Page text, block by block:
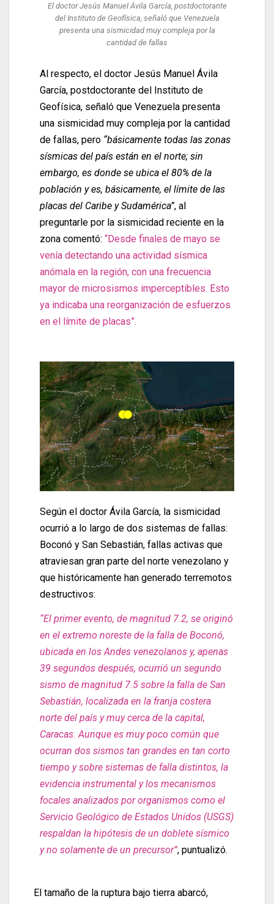
El doctor Jesús Manuel Ávila García, postdoctorante
del Instituto de Geofísica, señaló que Venezuela
presenta una sismicidad muy compleja por la
cantidad de fallas
Al respecto, el doctor Jesús Manuel Ávila
García, postdoctorante del Instituto de
Geofísica, señaló que Venezuela presenta
una sismicidad muy compleja por la cantidad
de fallas, pero “básicamente todas las zonas
sísmicas del país están en el norte; sin
embargo, es donde se ubica el 80% de la
población y es, básicamente, el límite de las
placas del Caribe y Sudamérica”, al
preguntarle por la sismicidad reciente en la
zona comentó: “Desde finales de mayo se
venía detectando una actividad sísmica
anómala en la región, con una frecuencia
mayor de microsismos imperceptibles. Esto
ya indicaba una reorganización de esfuerzos
en el límite de placas”.
Según el doctor Ávila García, la sismicidad
ocurrió a lo largo de dos sistemas de fallas:
Boconó y San Sebastián, fallas activas que
atraviesan gran parte del norte venezolano y
que históricamente han generado terremotos
destructivos:
“El primer evento, de magnitud 7.2, se originó
en el extremo noreste de la falla de Boconó,
ubicada en los Andes venezolanos y, apenas
39 segundos después, ocurrió un segundo
sismo de magnitud 7.5 sobre la falla de San
Sebastián, localizada en la franja costera
norte del país y muy cerca de la capital,
Caracas. Aunque es muy poco común que
ocurran dos sismos tan grandes en tan corto
tiempo y sobre sistemas de falla distintos, la
evidencia instrumental y los mecanismos
focales analizados por organismos como el
Servicio Geológico de Estados Unidos (USGS)
respaldan la hipótesis de un doblete sísmico
y no solamente de un precursor”, puntualizó.
El tamaño de la ruptura bajo tierra abarcó,